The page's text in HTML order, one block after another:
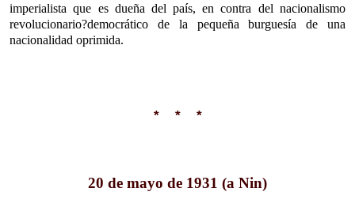
imperialista que es dueña del país, en contra del nacionalismo
revolucionario?democrático de la pequeña burguesía de una
nacionalidad oprimida.
* * *
20 de mayo de 1931 (a Nin)